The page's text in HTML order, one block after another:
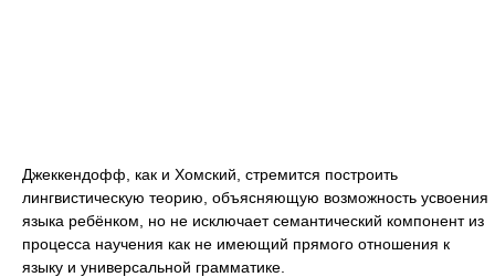
Джеккендофф, как и Хомский, стремится построить
лингвистическую теорию, объясняющую возможность усвоения
языка ребёнком, но не исключает семантический компонент из
процесса научения как не имеющий прямого отношения к
языку и универсальной грамматике.